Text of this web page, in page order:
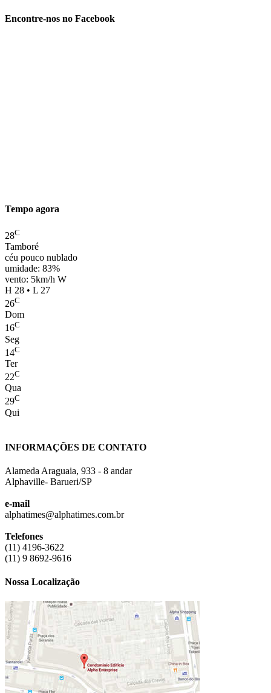
Encontre-nos no Facebook
Tempo agora
28C
Tamboré
céu pouco nublado
umidade: 83%
vento: 5km/h W
H 28 • L 27
26C
Dom
16C
Seg
14C
Ter
22C
Qua
29C
Qui
INFORMAÇÕES DE CONTATO
Alameda Araguaia, 933 - 8 andar
Alphaville- Barueri/SP
e-mail
alphatimes@alphatimes.com.br
Telefones
(11) 4196-3622
(11) 9 8692-9616
Nossa Localização